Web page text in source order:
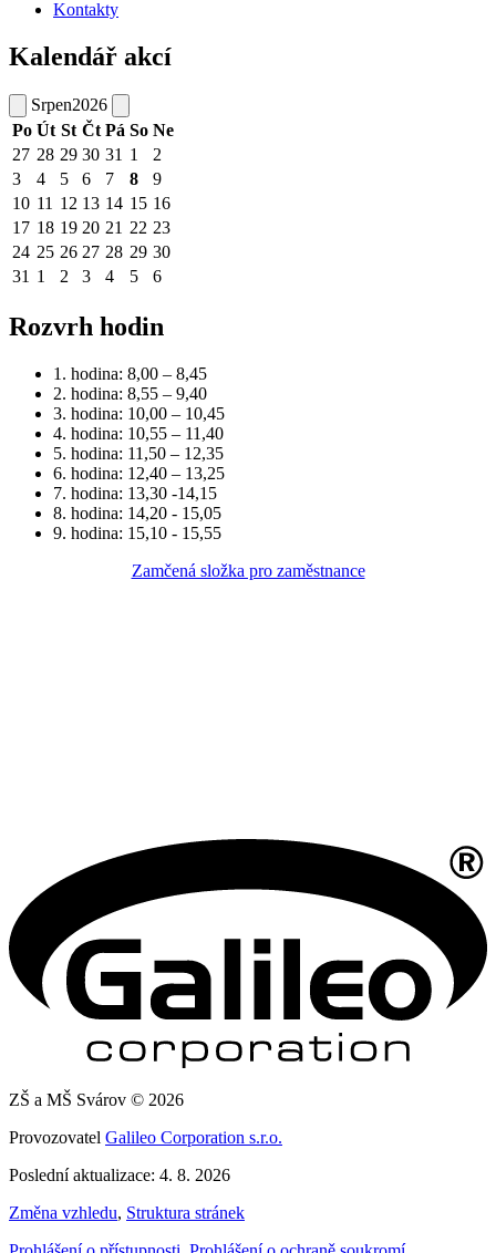
Kontakty
Kalendář akcí
Srpen2026
Po Út St Čt Pá So Ne
27 28 29 30 31 1
2
3
4 5 6 7 8
9
10 11 12 13 14 15 16
17 18 19 20 21 22 23
24 25 26 27 28 29 30
31 1 2 3 4 5 6
Rozvrh hodin
1. hodina: 8,00 – 8,45
2. hodina: 8,55 – 9,40
3. hodina: 10,00 – 10,45
4. hodina: 10,55 – 11,40
5. hodina: 11,50 – 12,35
6. hodina: 12,40 – 13,25
7. hodina: 13,30 -14,15
8. hodina: 14,20 - 15,05
9. hodina: 15,10 - 15,55
Zamčená složka pro zaměstnance
ZŠ a MŠ Svárov © 2026
Provozovatel Galileo Corporation s.r.o.
Poslední aktualizace: 4. 8. 2026
Změna vzhledu, Struktura stránek